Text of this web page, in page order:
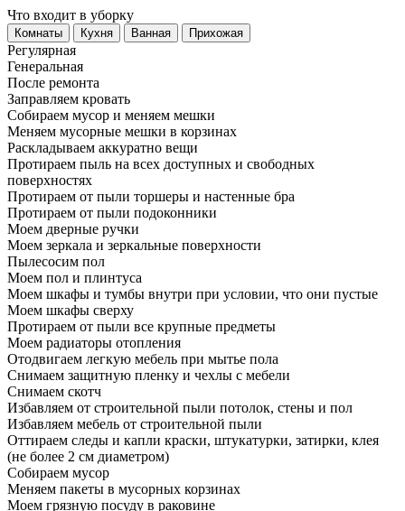
Что входит в уборку
Регу­лярная
Гене­ральная
После ремонта
Заправляем кровать
Собираем мусор и меняем мешки
Меняем мусорные мешки в корзинах
Раскладываем аккуратно вещи
Протираем пыль на всех доступных и свободных
поверхностях
Протираем от пыли торшеры и настенные бра
Протираем от пыли подоконники
Моем дверные ручки
Моем зеркала и зеркальные поверхности
Пылесосим пол
Моем пол и плинтуса
Моем шкафы и тумбы внутри при условии, что они пустые
Моем шкафы сверху
Протираем от пыли все крупные предметы
Моем радиаторы отопления
Отодвигаем легкую мебель при мытье пола
Снимаем защитную пленку и чехлы с мебели
Снимаем скотч
Избавляем от строительной пыли потолок, стены и пол
Избавляем мебель от строительной пыли
Оттираем следы и капли краски, штукатурки, затирки, клея
(не более 2 см диаметром)
Собираем мусор
Меняем пакеты в мусорных корзинах
Моем грязную посуду в раковине